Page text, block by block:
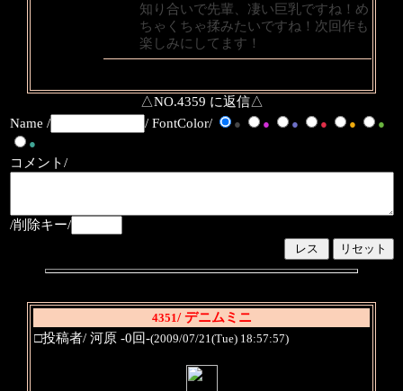
知り合いで先輩、凄い巨乳ですね！め
ちゃくちゃ揉みたいですね！次回作も
楽しみにしてます！
△NO.4359 に返信△
Name /
/ FontColor/ ● ● ● ● ●
●
●
コメント/
/削除キー/
4351/ デニムミニ
□投稿者/ 河原 -0回-(2009/07/21(Tue) 18:57:57)